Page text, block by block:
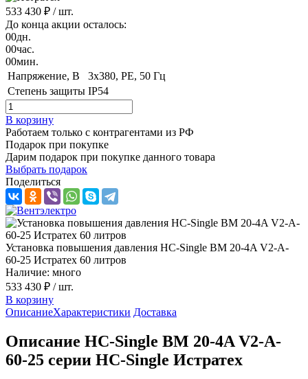
533 430 ₽ / шт.
До конца акции осталось:
00дн.
00час.
00мин.
Напряжение, B
3x380, PE, 50 Гц
Степень защиты IP54
В корзину
Работаем только с контрагентами из РФ
Подарок при покупке
Дарим подарок при покупке данного товара
Выбрать подарок
Поделиться
Установка повышения давления HC-Single BM 20-4A V2-A-
60-25 Истратех 60 литров
Наличие: много
533 430 ₽ / шт.
В корзину
ОписаниеХарактеристики Доставка
Описание HC-Single BM 20-4A V2-A-
60-25 серии HC-Single Истратех